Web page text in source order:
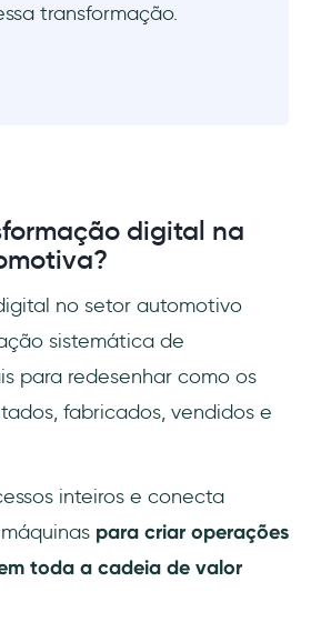
transformação.
digital na
no setor automotivo
sistemática de
para redesenhar como os
fabricados, vendidos e
inteiros e conecta
para criar operações
toda a cadeia de valor